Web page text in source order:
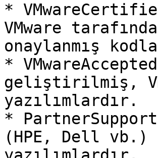
*
VMware
onaylanmış
*
geliştirilmiş,
yazılımlardır.
*
(HPE, Dell